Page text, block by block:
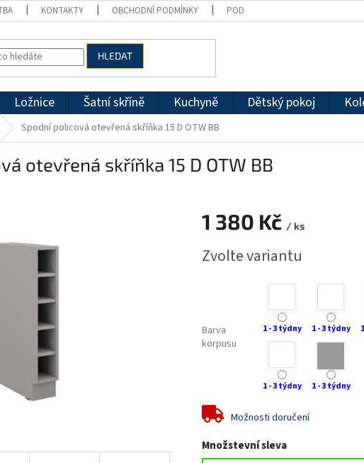
KONTAKTY OBCHODNÍ PODMÍNKY PODMÍNKY OCHRANY OSOBNÍCH
HLEDAT
Ložnice Šatní skříně Kuchyně Dětský pokoj
Spodní policová otevřená skříňka 15 D OTW BB
otevřená skříňka 15 D OTW BB
1 380 Kč / ks
cena:
Zvolte variantu
Barva
korpusu
1 - 3 týdny 1 - 3 týdny
1 - 3 týdny 1 - 3 týdny
Možnosti doručení
Množstevní sleva